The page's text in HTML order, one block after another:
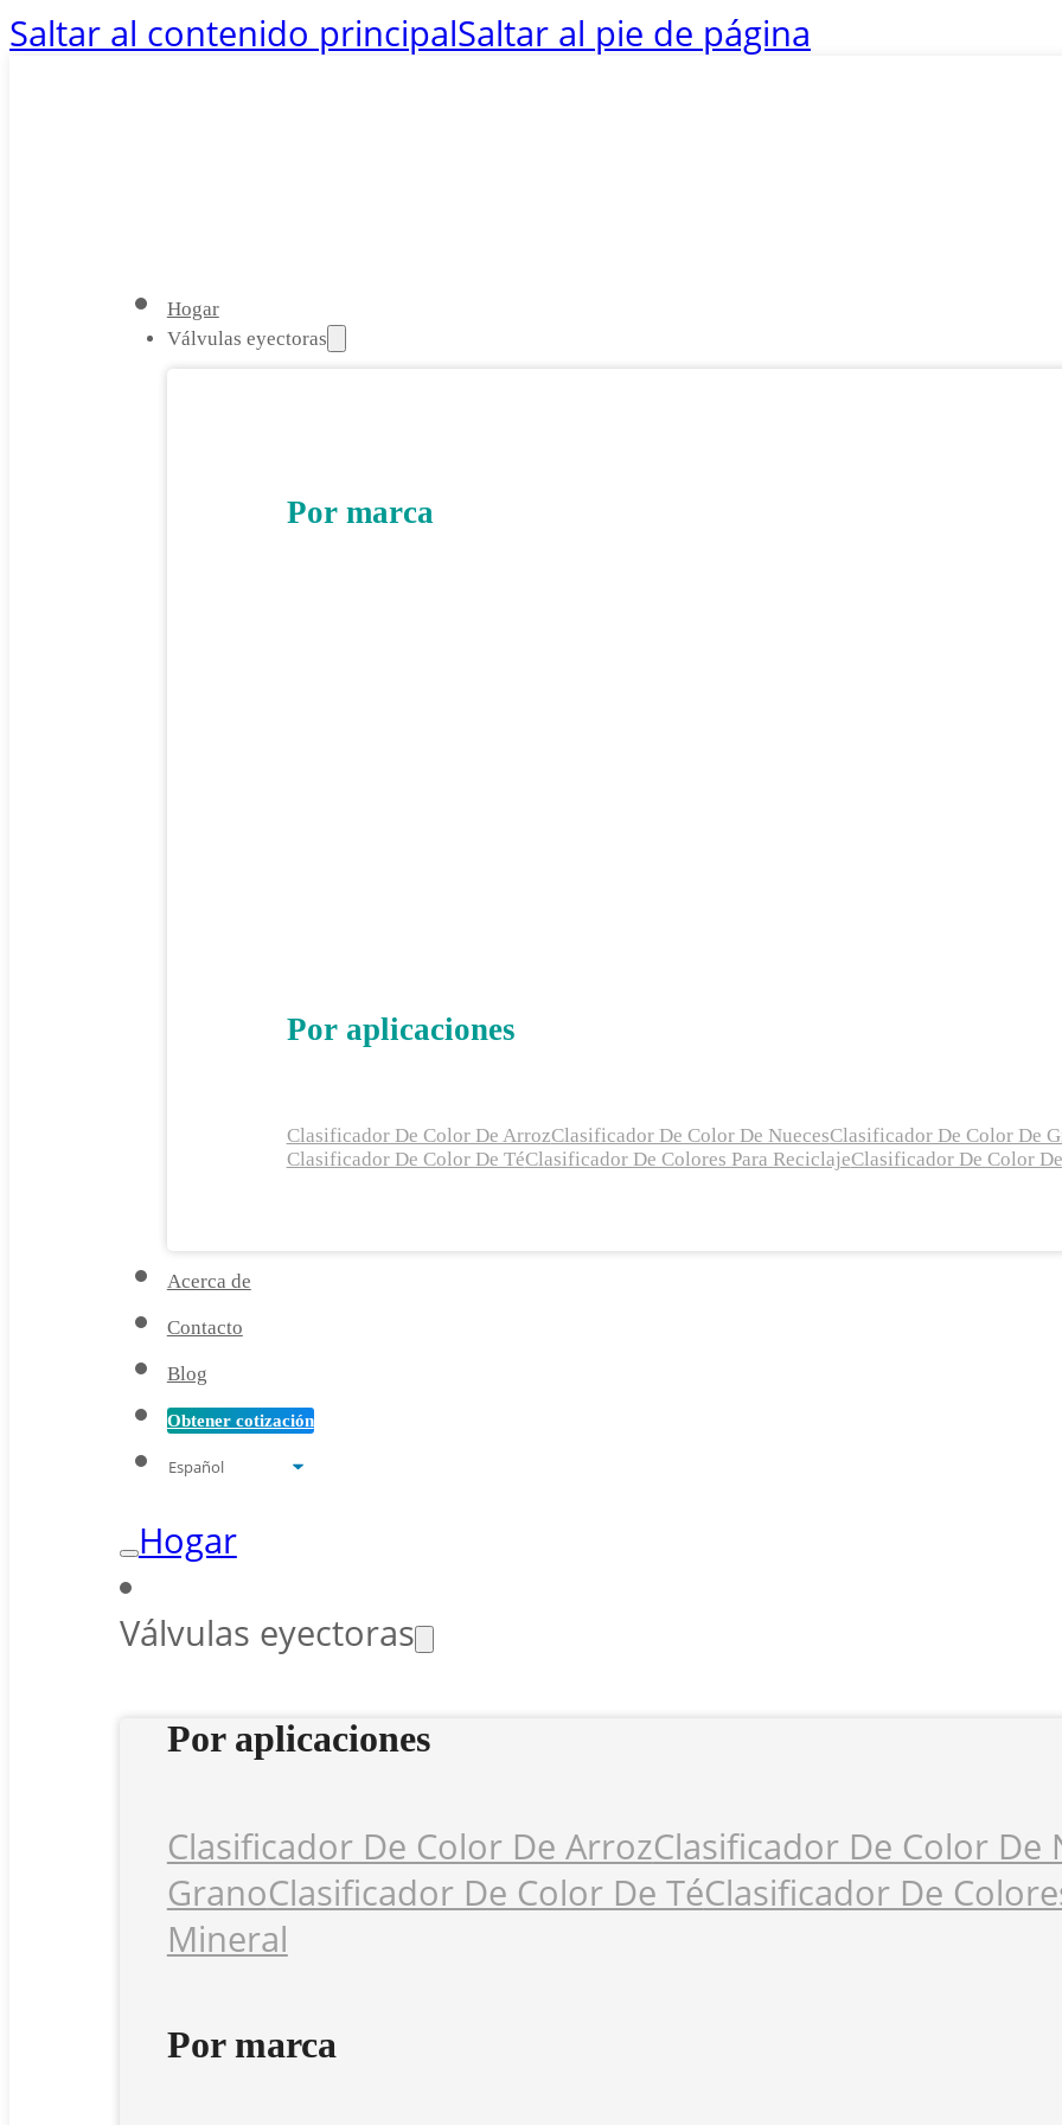
Saltar al contenido principalSaltar al pie de página
Hogar
Válvulas eyectoras
Por marca
Por aplicaciones
Clasificador De Color De ArrozClasificador De Color De NuecesClasificador De Color De
Clasificador De Color De TéClasificador De Colores Para ReciclajeClasificador De Color
Acerca de
Contacto
Blog
Obtener cotización
Hogar
Válvulas eyectoras
Por aplicaciones
Clasificador De Color De ArrozClasificador De Color De
GranoClasificador De Color De TéClasificador De
Mineral
Por marca